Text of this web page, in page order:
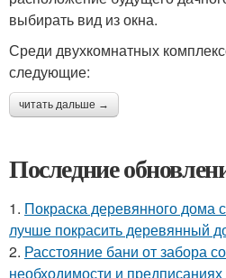
выбирать вид из окна.
Среди двухкомнатных
следующие:
читать дальше →
Последние
1. Покраска деревянного дома
лучше покрасить деревянный
2. Расстояние бани от забора
необходимости и предписаниях